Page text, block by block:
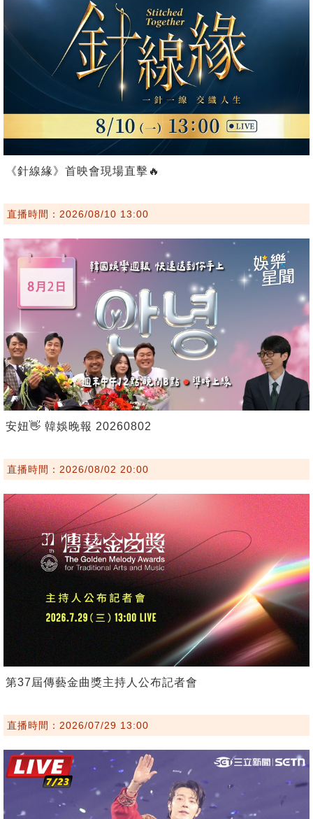
《針線緣》首映會現場直擊🔥
直播時間：2026/08/10 13:00
安妞👋 韓娛晚報 20260802
直播時間：2026/08/02 20:00
第37屆傳藝金曲獎主持人公布記者會
直播時間：2026/07/29 13:00